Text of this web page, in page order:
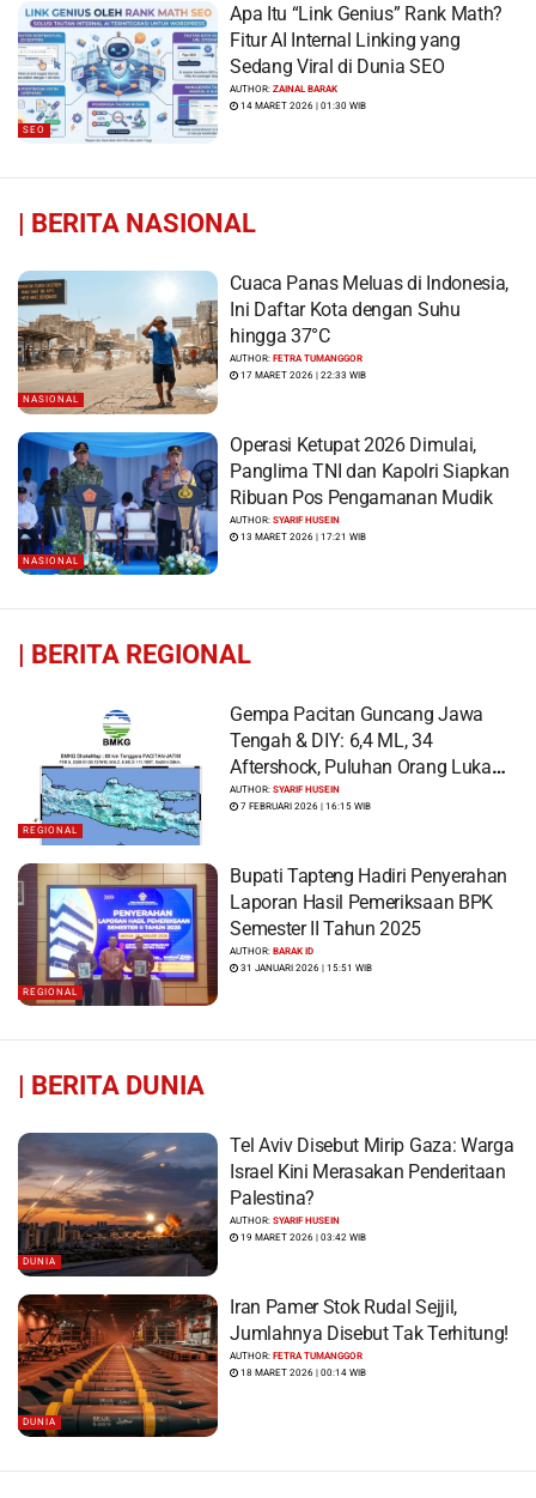
SEO
Apa Itu “Link Genius” Rank Math?
Fitur AI Internal Linking yang
Sedang Viral di Dunia SEO
AUTHOR:ZAINAL BARAK
14 MARET 2026 | 01:30 WIB
| BERITA NASIONAL
NASIONAL
Cuaca Panas Meluas di Indonesia,
Ini Daftar Kota dengan Suhu
hingga 37°C
AUTHOR:FETRA TUMANGGOR
17 MARET 2026 | 22:33 WIB
NASIONAL
Operasi Ketupat 2026 Dimulai,
Panglima TNI dan Kapolri Siapkan
Ribuan Pos Pengamanan Mudik
AUTHOR:SYARIF HUSEIN
13 MARET 2026 | 17:21 WIB
| BERITA REGIONAL
REGIONAL
Gempa Pacitan Guncang Jawa
Tengah & DIY: 6,4 ML, 34
Aftershock, Puluhan Orang Luka
dan Ratusan Bangunan Rusak
AUTHOR:SYARIF HUSEIN
7 FEBRUARI 2026 | 16:15 WIB
REGIONAL
Bupati Tapteng Hadiri Penyerahan
Laporan Hasil Pemeriksaan BPK
Semester II Tahun 2025
AUTHOR:BARAK ID
31 JANUARI 2026 | 15:51 WIB
| BERITA DUNIA
DUNIA
Tel Aviv Disebut Mirip Gaza: Warga
Israel Kini Merasakan Penderitaan
Palestina?
AUTHOR:SYARIF HUSEIN
19 MARET 2026 | 03:42 WIB
DUNIA
Iran Pamer Stok Rudal Sejjil,
Jumlahnya Disebut Tak Terhitung!
AUTHOR:FETRA TUMANGGOR
18 MARET 2026 | 00:14 WIB